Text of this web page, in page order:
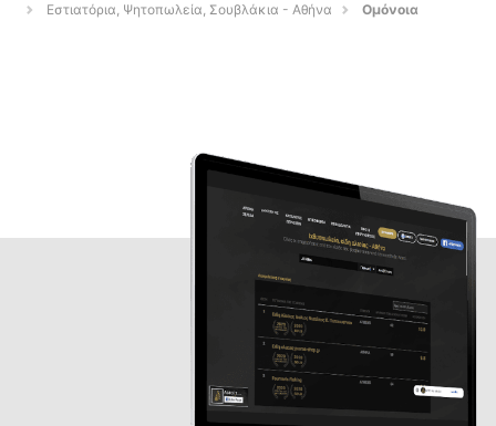
Εστιατόρια, Ψητοπωλεία, Σουβλάκια - Αθήνα
Ομόνοια